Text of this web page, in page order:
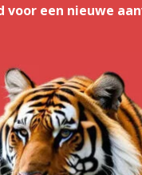
voor een nieuwe